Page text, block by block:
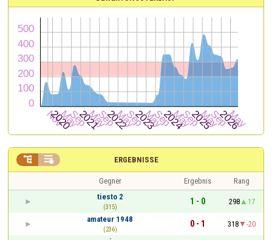
ERGEBNISSE
 
Gegner Ergebnis
Rang
tiesto 2
(315)
1 - 0 298
17
amateur 1948
(236)
0 - 1 318
-20